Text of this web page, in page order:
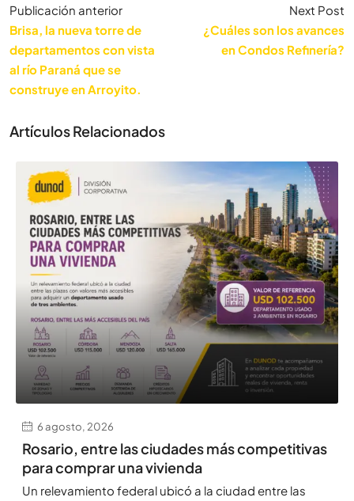
Publicación anterior
Brisa, la nueva torre de
departamentos con vista
al río Paraná que se
construye en Arroyito.
Next Post
¿Cuáles son los avances
en Condos Refinería?
Artículos Relacionados
6 agosto, 2026
Rosario, entre las ciudades más competitivas
para comprar una vivienda
Un relevamiento federal ubicó a la ciudad entre las